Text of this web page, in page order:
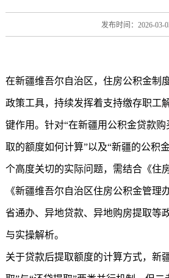
发布时间：2026-03-
在新疆维吾尔自治区，住房公积金制
政策工具，持续发挥着支持缴存职工
键作用。针对“在新疆用公积金贷款
取的额度如何计算”以及“新疆的公积
个高度关切的实际问题，需结合《住
《新疆维吾尔自治区住房公积金管理
省通办、异地贷款、异地购房提取等
与实操解析。
关于贷款后提取额度的计算方式，新